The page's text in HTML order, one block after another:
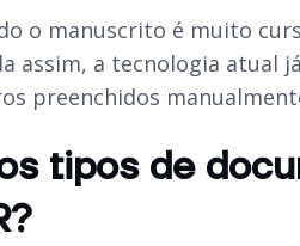
o manuscrito é muito
assim, a tecnologia atual
preenchidos
tipos de